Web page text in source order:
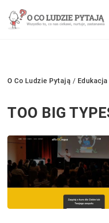
O Co Ludzie Pytają / Edukacja
TOO BIG